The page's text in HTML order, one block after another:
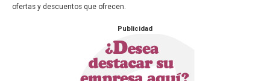
ofertas y descuentos que ofrecen.
Publicidad